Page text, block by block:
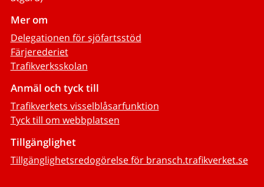
Mer om
Delegationen för sjöfartsstöd
Färjerederiet
Trafikverksskolan
Anmäl och tyck till
Trafikverkets visselblåsarfunktion
Tyck till om webbplatsen
Tillgänglighet
Tillgänglighetsredogörelse för bransch.trafikverket.se